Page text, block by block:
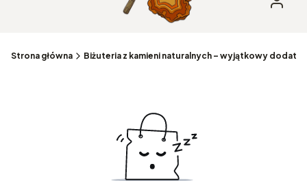
Strona główna Biżuteria z kamieni naturalnych – wyjątkowy